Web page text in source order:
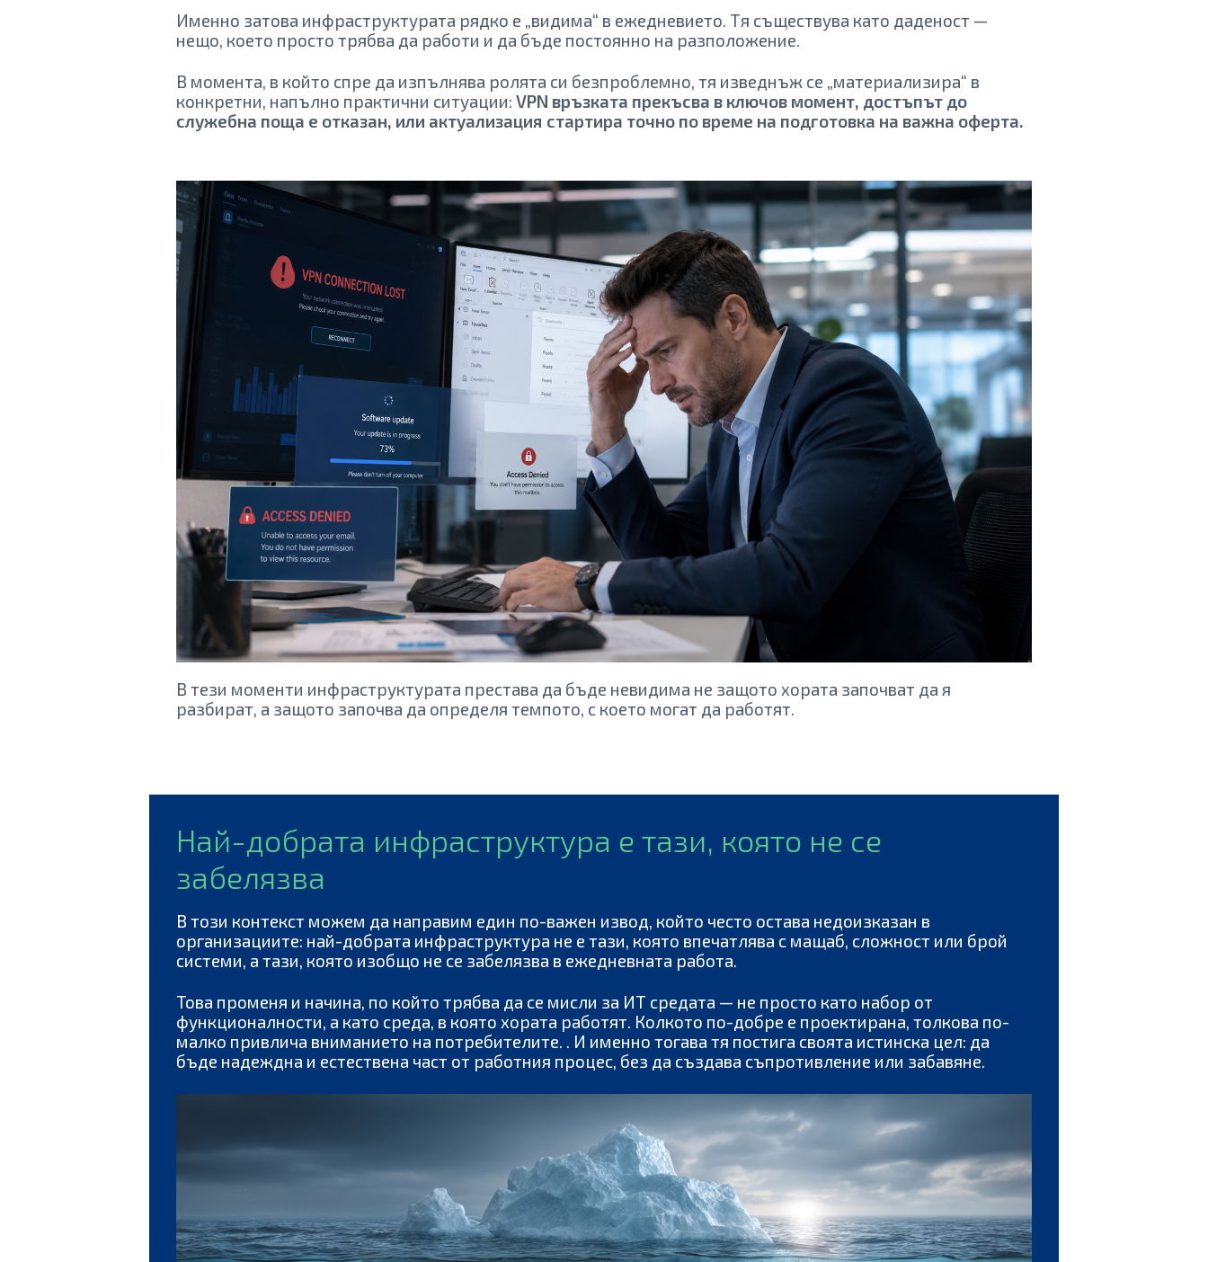
Именно затова инфраструктурата рядко е „видима“ в ежедневието. Тя съществува като даденост —
нещо, което просто трябва да работи и да бъде постоянно на разположение.
В момента, в който спре да изпълнява ролята си безпроблемно, тя изведнъж се „материализира“ в
конкретни, напълно практични ситуации:VPN връзката прекъсва в ключов момент, достъпът до
служебна поща е отказан, или актуализация стартира точно по време на подготовка на важна оферта.
В тези моменти инфраструктурата престава да бъде невидима не защото хората започват да я
разбират, а защото започва да определя темпото, с което могат да работят.
Най-добрата инфраструктура е тази, която не се
забелязва
В този контекст можем да направим един по-важен извод, който често остава недоизказан в
организациите: най-добрата инфраструктура не е тази, която впечатлява с мащаб, сложност или брой
системи, а тази, която изобщо не се забелязва в ежедневната работа.
Това променя и начина, по който трябва да се мисли за ИТ средата — не просто като набор от
функционалности, а като среда, в която хората работят. Колкото по-добре е проектирана, толкова по-
малко привлича вниманието на потребителите. . И именно тогава тя постига своята истинска цел: да
бъде надеждна и естествена част от работния процес, без да създава съпротивление или забавяне.